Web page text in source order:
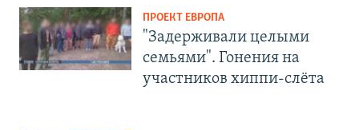
ПРОЕКТ ЕВРОПА
"Задерживали целыми
семьями". Гонения на
участников хиппи-слёта